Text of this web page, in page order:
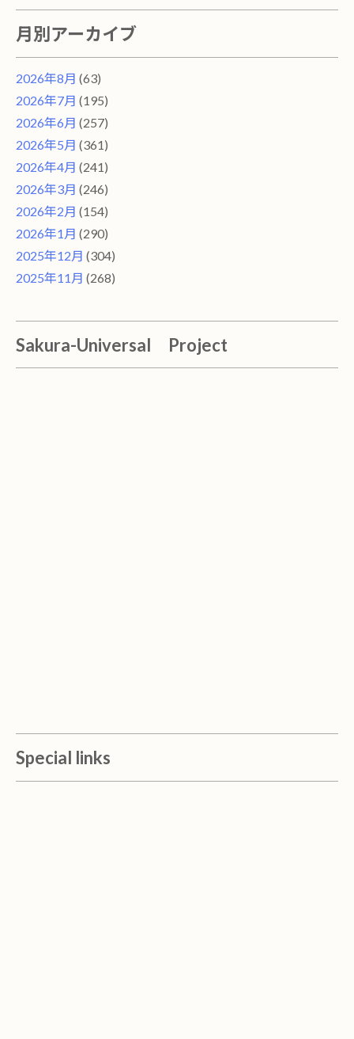
月別アーカイブ
2026年8月 (63)
2026年7月 (195)
2026年6月 (257)
2026年5月 (361)
2026年4月 (241)
2026年3月 (246)
2026年2月 (154)
2026年1月 (290)
2025年12月 (304)
2025年11月 (268)
Sakura-Universal Project
Special links